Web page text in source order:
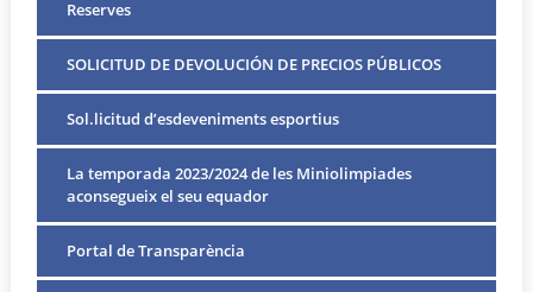
Reserves
SOLICITUD DE DEVOLUCIÓN DE PRECIOS PÚBLICOS
Sol.licitud d’esdeveniments esportius
La temporada 2023/2024 de les Miniolimpiades
aconsegueix el seu equador
Portal de Transparència